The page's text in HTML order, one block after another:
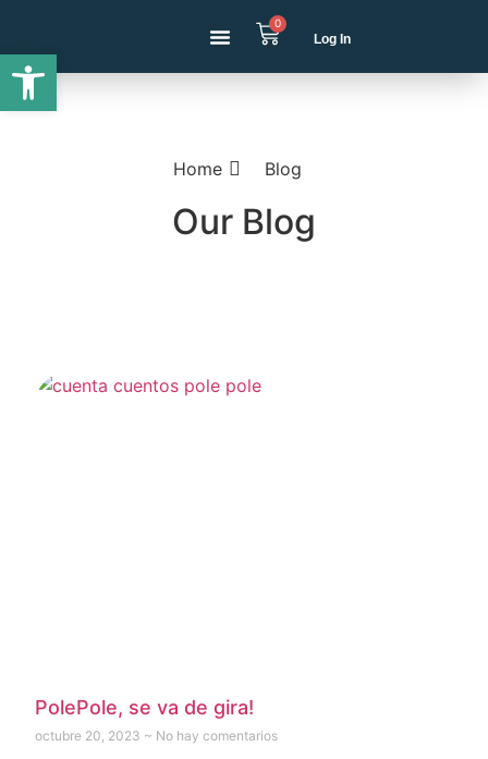
0
Log In
Home Blog
Our Blog
PolePole, se va de gira!
octubre 20, 2023 No hay comentarios
Abrir barra de herramientas